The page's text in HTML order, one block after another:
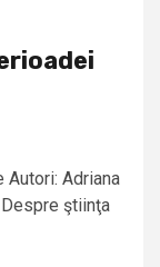
Autori: Adriana
ştiinţa